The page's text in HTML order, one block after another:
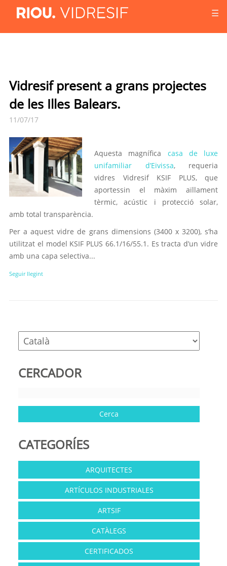
☰
Vidresif present a grans projectes
de les Illes Balears.
11/07/17
Aquesta magnífica casa de luxe
unifamiliar d’Eivissa, requeria
vidres Vidresif KSIF PLUS, que
aportessin el màxim aïllament
tèrmic, acústic i protecció solar,
amb total transparència.
Per a aquest vidre de grans dimensions (3400 x 3200), s’ha
utilitzat el model KSIF PLUS 66.1/16/55.1. Es tracta d’un vidre
amb una capa selectiva...
Seguir llegint
CERCADOR
CATEGORÍES
ARQUITECTES
ARTÍCULOS INDUSTRIALES
ARTSIF
CATÀLEGS
CERTIFICADOS